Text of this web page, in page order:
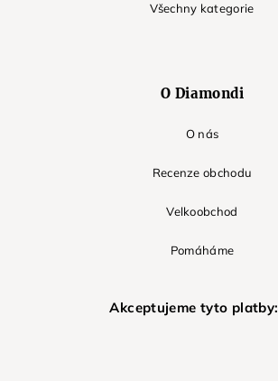
Všechny kategorie
O Diamondi
O nás
Recenze obchodu
Velkoobchod
Pomáháme
Akceptujeme tyto platby: